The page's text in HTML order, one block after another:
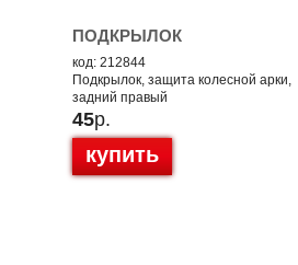
ПОДКРЫЛОК
код: 212844
Подкрылок, защита колесной арки,
задний правый
45р.
купить